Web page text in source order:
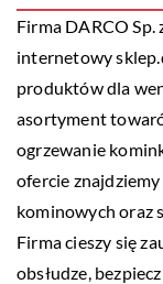
Firma DARCO Sp.
internetowy
produktów dla
asortyment
ogrzewanie
ofercie
kominowych oraz
Firma cieszy się
obsłudze,